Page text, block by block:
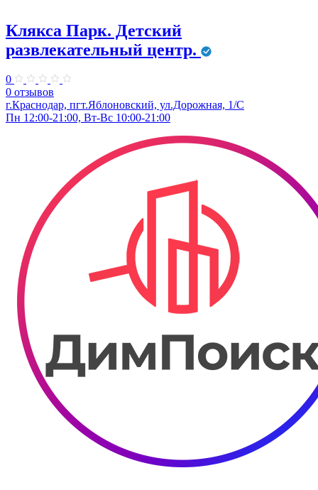
Клякса Парк. Детский
развлекательный центр.
0
0 отзывов
г.Краснодар, пгт.Яблоновский, ул.Дорожная, 1/С
Пн 12:00-21:00, Вт-Вс 10:00-21:00